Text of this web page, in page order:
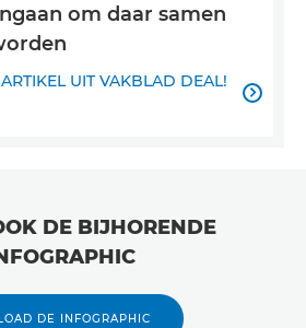
om daar samen
UIT VAKBLAD DEAL!

DE BIJHORENDE
DE INFOGRAPHIC